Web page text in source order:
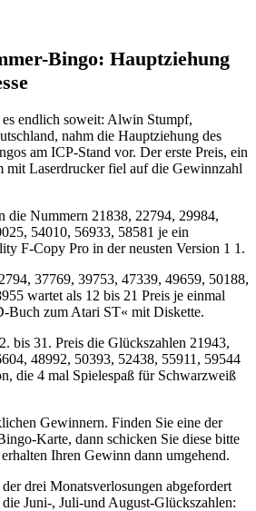
Bingo: Hauptziehung
endlich soweit: Alwin Stumpf,
nahm die Hauptziehung des
am ICP-Stand vor. Der erste Preis, ein
mit Laserdrucker fiel auf die Gewinnzahl
die Nummern 21838, 22794, 29984,
54010, 56933, 58581 je ein
F-Copy Pro in der neusten Version 1 1.
37769, 39753, 47339, 49659, 50188,
wartet als 12 bis 21 Preis je einmal
zum Atari ST« mit Diskette.
bis 31. Preis die Glückszahlen 21943,
48992, 50393, 52438, 55911, 59544
die 4 mal Spielespaß für Schwarzweiß
Gewinnern. Finden Sie eine der
Karte, dann schicken Sie diese bitte
Ihren Gewinn dann umgehend.
drei Monatsverlosungen abgefordert
Juni-, Juli-und August-Glückszahlen: